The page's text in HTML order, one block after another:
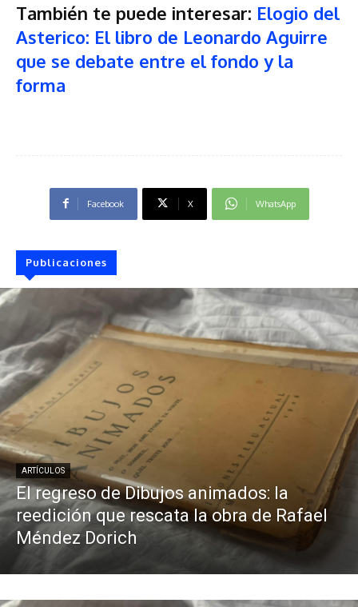
También te puede interesar: Elogio del
Asterico: El libro de Leonardo Aguirre
que se debate entre el fondo y la
forma
Facebook X WhatsApp
Publicaciones
ARTÍCULOS
El regreso de Dibujos animados: la
reedición que rescata la obra de Rafael
Méndez Dorich